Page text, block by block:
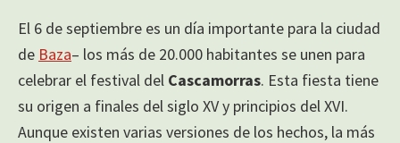
El 6 de septiembre es un día importante para la ciudad
de Baza– los más de 20.000 habitantes se unen para
celebrar el festival del Cascamorras. Esta fiesta tiene
su origen a finales del siglo XV y principios del XVI.
Aunque existen varias versiones de los hechos, la más